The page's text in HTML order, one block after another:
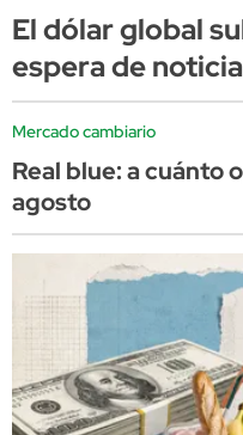
El dólar global
espera de
Mercado cambiario
Real blue: a cuánto
agosto